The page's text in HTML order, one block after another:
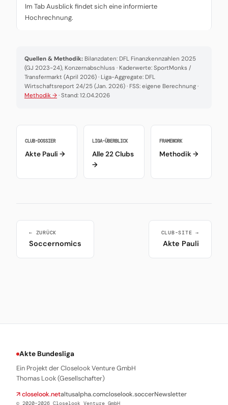
Im Tab Ausblick findet sich eine informierte
Hochrechnung.
Quellen & Methodik: Bilanzdaten: DFL Finanzkennzahlen 2025
(GJ 2023-24), Konzernabschluss · Kaderwerte: SportMonks /
Transfermarkt (April 2026) · Liga-Aggregate: DFL
Wirtschaftsreport 24/25 (Jan. 2026) · FSS: eigene Berechnung ·
Methodik → · Stand: 12.04.2026
CLUB-DOSSIER
Akte Pauli →
LIGA-ÜBERBLICK
Alle 22 Clubs
→
FRAMEWORK
Methodik →
← ZURÜCK
Soccernomics
CLUB-SITE →
Akte Pauli
Akte Bundesliga
Ein Projekt der Closelook Venture GmbH
Thomas Look (Gesellschafter)
↗ closelook.netaltusalpha.comcloselook.soccerNewsletter
© 2020–2026 Closelook Venture GmbH